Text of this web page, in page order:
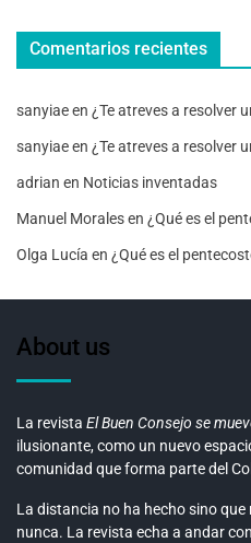
Comentarios recientes
sanyiaeen ¿Te atreves a resolver
sanyiaeen ¿Te atreves a resolver
adrian en Noticias inventadas
Manuel Moralesen ¿Qué es el
Olga Lucía en ¿Qué es el
About us
La revista El Buen Consejo se
ilusionante, como un nuevo
comunidad que forma parte del
La distancia no ha hecho sino
nunca. La revista echa a andar